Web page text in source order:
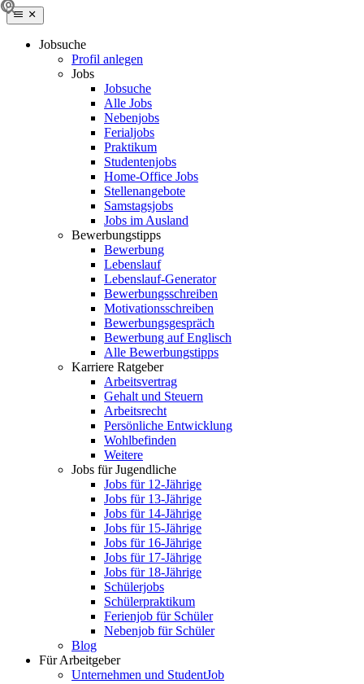
Jobsuche
Profil anlegen
Jobs
Jobsuche
Alle Jobs
Nebenjobs
Ferialjobs
Praktikum
Studentenjobs
Home-Office Jobs
Stellenangebote
Samstagsjobs
Jobs im Ausland
Bewerbungstipps
Bewerbung
Lebenslauf
Lebenslauf-Generator
Bewerbungsschreiben
Motivationsschreiben
Bewerbungsgespräch
Bewerbung auf Englisch
Alle Bewerbungstipps
Karriere Ratgeber
Arbeitsvertrag
Gehalt und Steuern
Arbeitsrecht
Persönliche Entwicklung
Wohlbefinden
Weitere
Jobs für Jugendliche
Jobs für 12-Jährige
Jobs für 13-Jährige
Jobs für 14-Jährige
Jobs für 15-Jährige
Jobs für 16-Jährige
Jobs für 17-Jährige
Jobs für 18-Jährige
Schülerjobs
Schülerpraktikum
Ferienjob für Schüler
Nebenjob für Schüler
Blog
Für Arbeitgeber
Unternehmen und StudentJob